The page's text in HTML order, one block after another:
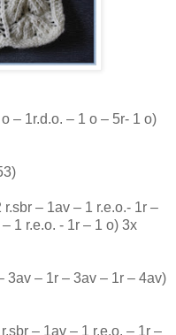
– 1r.d.o. – 1 o – 5r- 1 o)
r.sbr – 1av – 1 r.e.o.- 1r –
1 r.e.o. - 1r – 1 o) 3x
3av – 1r – 3av – 1r – 4av)
– 1av – 1 r.e.o. – 1r –